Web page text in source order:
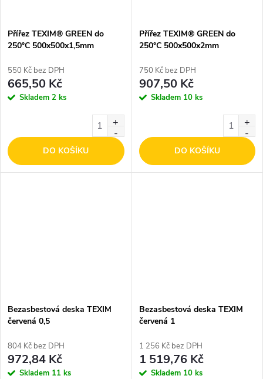
Přířez TEXIM® GREEN do
250°C 500x500x1,5mm
550 Kč bez DPH
665,50 Kč
Skladem 2 ks
DO KOŠÍKU
Přířez TEXIM® GREEN do
250°C 500x500x2mm
750 Kč bez DPH
907,50 Kč
Skladem 10 ks
DO KOŠÍKU
Bezasbestová deska TEXIM
červená 0,5
804 Kč bez DPH
972,84 Kč
Skladem 11 ks
Bezasbestová deska TEXIM
červená 1
1 256 Kč bez DPH
1 519,76 Kč
Skladem 10 ks